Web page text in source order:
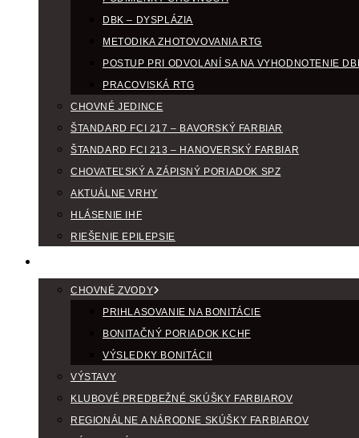
DBK – DYSPLÁZIA
METODIKA ZHOTOVOVANIA RTG
POSTUP PRI ODVOLANÍ SA NA VYHODNOTENIE
PRACOVISKÁ RTG
CHOVNÉ JEDINCE
ŠTANDARD FCI 217 – BAVORSKÝ FARBIAR
ŠTANDARD FCI 213 – HANOVERSKÝ FARBIAR
CHOVATEĽSKÝ A ZÁPISNÝ PORIADOK SPZ
AKTUÁLNE VRHY
HLÁSENIE IHF
RIEŠENIE EPILEPSIE
CHOVNÉ ZVODY
PRIHLASOVANIE NA BONITÁCIE
BONITAČNÝ PORIADOK KCHF
VÝSLEDKY BONITÁCII
VÝSTAVY
KLUBOVÉ PREDBEŽNÉ SKÚŠKY FARBIAROV
REGIONÁLNE A NÁRODNE SKÚŠKY FARBIAROV